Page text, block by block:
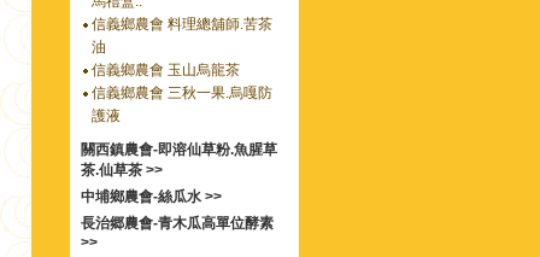
信義鄉農會 料理總舖師.苦茶
油
信義鄉農會 玉山烏龍茶
信義鄉農會 三秋一果.烏嘎防
護液
關西鎮農會-即溶仙草粉.魚腥草
茶.仙草茶 >>
中埔鄉農會-絲瓜水 >>
長治郷農會-青木瓜高單位酵素
>>